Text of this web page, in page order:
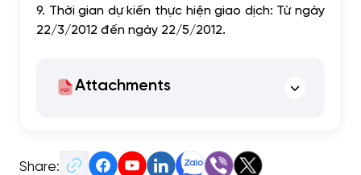
9. Thời gian dự kiến thực hiện giao dịch: Từ ngày
22/3/2012 đến ngày 22/5/2012.
Attachments
Share: